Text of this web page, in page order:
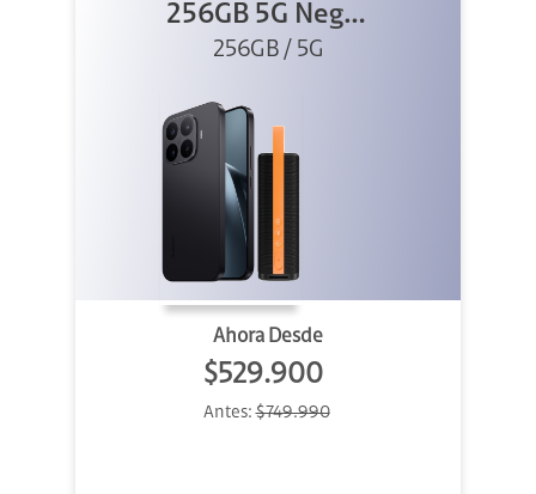
256GB 5G Negro
+ Sound
256GB / 5G
Ahora Desde
$529.900
Antes:$749.990